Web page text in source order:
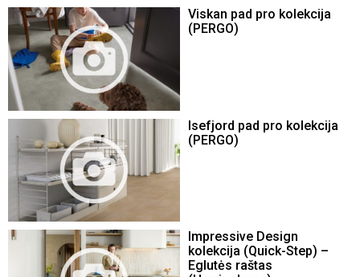
Viskan pad pro kolekcija
(PERGO)
Isefjord pad pro kolekcija
(PERGO)
Impressive Design
kolekcija (Quick-Step) –
Eglutės raštas